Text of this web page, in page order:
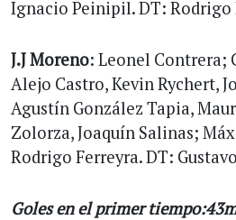
Ignacio Peinipil. DT: Rodrigo
J.J Moreno: Leonel Contrera;
Alejo Castro, Kevin Rychert,
Agustín González Tapia,
Zolorza, Joaquín Salinas;
Rodrigo Ferreyra. DT:
Goles en el primer